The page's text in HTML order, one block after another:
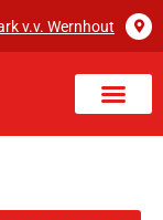
v.v. Wernhout